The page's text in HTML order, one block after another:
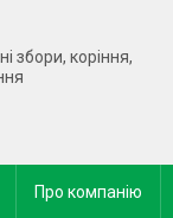
збори, коріння,
Про компанію